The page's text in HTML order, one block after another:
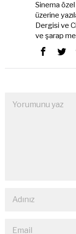
Sinema
üzerine
Dergisi ve
ve şarap